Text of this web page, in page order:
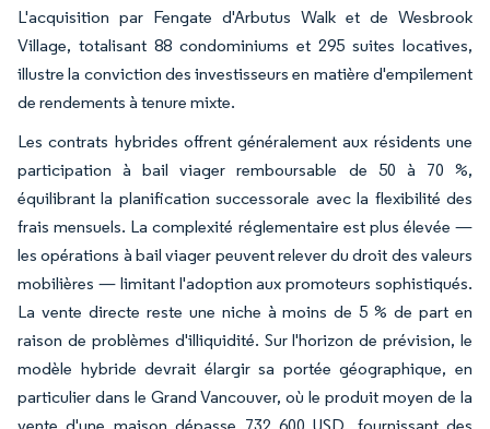
L'acquisition par Fengate d'Arbutus Walk et de Wesbrook
Village, totalisant 88 condominiums et 295 suites locatives,
illustre la conviction des investisseurs en matière d'empilement
de rendements à tenure mixte.
Les contrats hybrides offrent généralement aux résidents une
participation à bail viager remboursable de 50 à 70 %,
équilibrant la planification successorale avec la flexibilité des
frais mensuels. La complexité réglementaire est plus élevée —
les opérations à bail viager peuvent relever du droit des valeurs
mobilières — limitant l'adoption aux promoteurs sophistiqués.
La vente directe reste une niche à moins de 5 % de part en
raison de problèmes d'illiquidité. Sur l'horizon de prévision, le
modèle hybride devrait élargir sa portée géographique, en
particulier dans le Grand Vancouver, où le produit moyen de la